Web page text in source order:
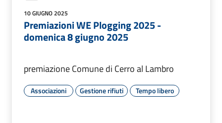
10 GIUGNO 2025
Premiazioni WE Plogging 2025 -
domenica 8 giugno 2025
premiazione Comune di Cerro al Lambro
Associazioni Gestione rifiuti Tempo libero